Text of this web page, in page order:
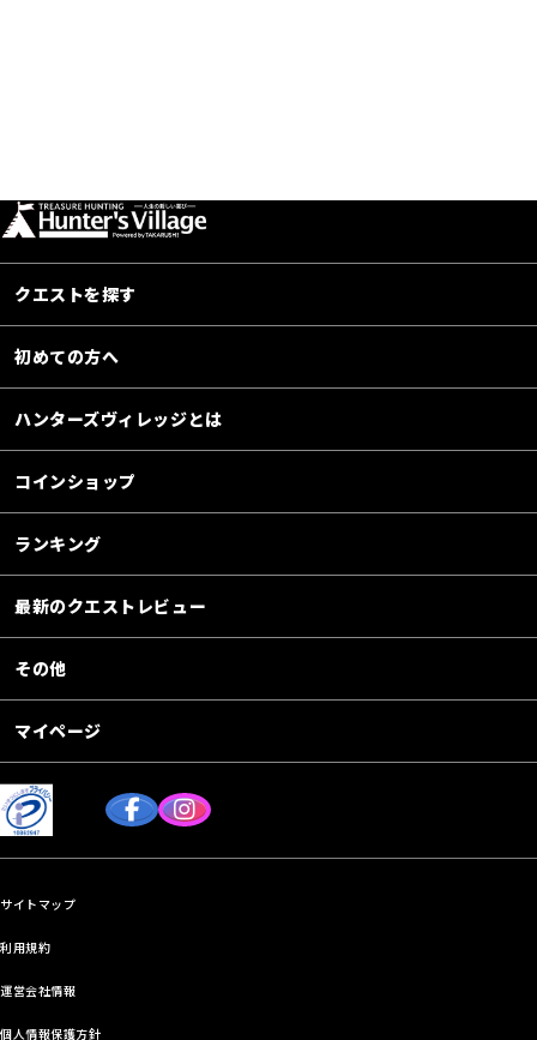
クエストを探す
初めての方へ
ハンターズヴィレッジとは
コインショップ
ランキング
最新のクエストレビュー
その他
マイページ
サイトマップ
利用規約
運営会社情報
個人情報保護方針